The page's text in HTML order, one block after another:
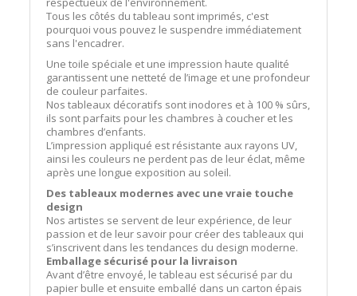
Tous les côtés du tableau sont imprimés, c'est
pourquoi vous pouvez le suspendre immédiatement
sans l'encadrer.
Une toile spéciale et une impression haute qualité
garantissent une netteté de l’image et une profondeur
de couleur parfaites.
Nos tableaux décoratifs sont inodores et à 100 % sûrs,
ils sont parfaits pour les chambres à coucher et les
chambres d’enfants.
L’impression appliqué est résistante aux rayons UV,
ainsi les couleurs ne perdent pas de leur éclat, même
après une longue exposition au soleil.
Des tableaux modernes avec une vraie touche
design
Nos artistes se servent de leur expérience, de leur
passion et de leur savoir pour créer des tableaux qui
s’inscrivent dans les tendances du design moderne.
Emballage sécurisé pour la livraison
Avant d’être envoyé, le tableau est sécurisé par du
papier bulle et ensuite emballé dans un carton épais